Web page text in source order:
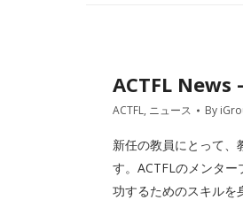
ACTFL
ACTFL, ニュース By
新任の教員にとって、
す。ACTFLのメンタ
功するためのスキルを